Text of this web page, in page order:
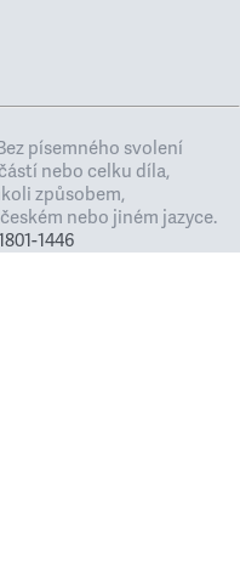
písemného svolení
nebo celku díla,
způsobem,
nebo jiném jazyce.
1446